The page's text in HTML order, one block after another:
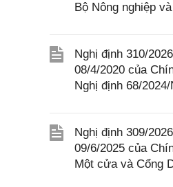
Bộ Nông nghiệp
Nghị định 310/
08/4/2020 của
Nghị định 68/
Nghị định 309/
09/6/2025 của
Một cửa và Cổng